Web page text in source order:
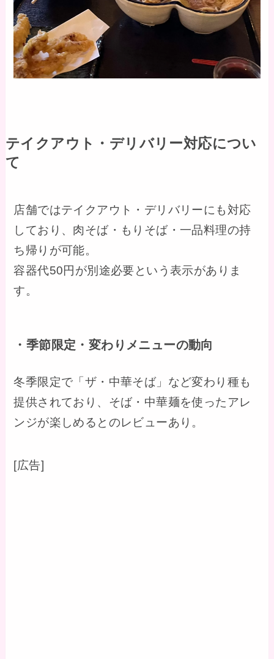
テイクアウト・デリバリー対応につい
て
店舗ではテイクアウト・デリバリーにも対応
しており、肉そば・もりそば・一品料理の持
ち帰りが可能。
容器代50円が別途必要という表示がありま
す。
・季節限定・変わりメニューの動向
冬季限定で「ザ・中華そば」など変わり種も
提供されており、そば・中華麺を使ったアレ
ンジが楽しめるとのレビューあり。
[広告]